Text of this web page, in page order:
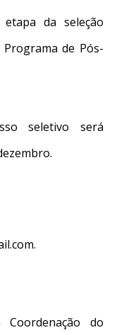
da seleção
Programa de Pós-
seletivo será
do